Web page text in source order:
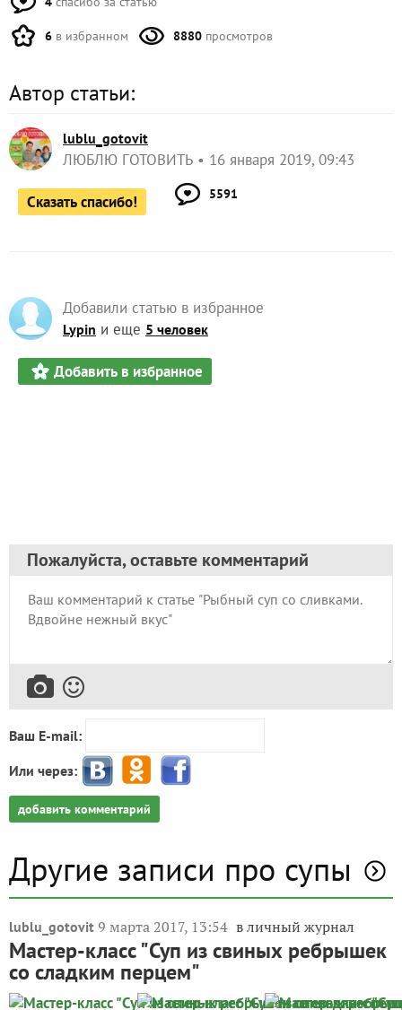
6 в избранном 8880 просмотров
Автор статьи:
lublu_gotovit
ЛЮБЛЮ ГОТОВИТЬ 16 января 2019, 09:43
Сказать спасибо! 5591
Добавили статью в избранное
Lypin и еще 5 человек
Добавить в избранное
Пожалуйста, оставьте комментарий
Ваш E-mail:
Или через:
добавить комментарий
Другие записи про супы
lublu_gotovit 9 марта 2017, 13:54 в личный журнал
Мастер-класс "Суп из свиных ребрышек
со сладким перцем"